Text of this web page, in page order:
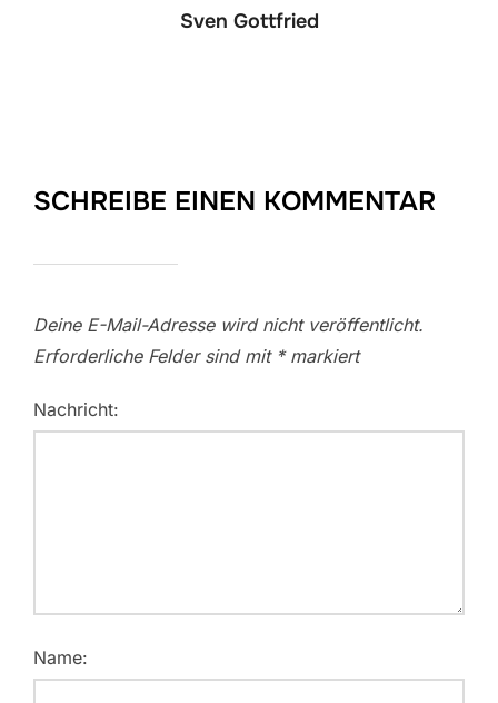
Sven Gottfried
SCHREIBE EINEN KOMMENTAR
Deine E-Mail-Adresse wird nicht veröffentlicht.
Erforderliche Felder sind mit *markiert
Nachricht:
Name: